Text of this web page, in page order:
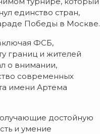
единство стран,
Победы в Москве.
ФСБ,
границ и жителей
о внимании,
современных
имени Артема
достойную
и умение